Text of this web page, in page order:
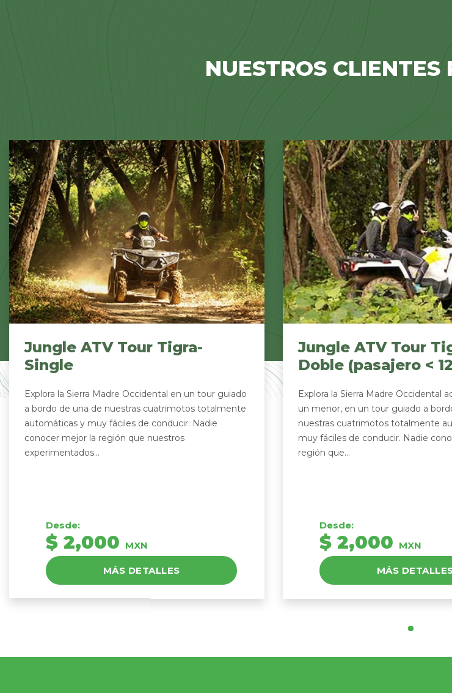
NUESTROS
Jungle ATV Tour Tigra-
Single
Explora la Sierra Madre Occidental en un tour guiado
a bordo de una de nuestras cuatrimotos totalmente
automáticas y muy fáciles de conducir. Nadie
conocer mejor la región que nuestros
experimentados...
Desde:
$ 2,000 MXN
MÁS DETALLES
Jungle ATV Tour
Doble (pasajero <
Explora la Sierra Madre Occidental
un menor, en un tour guiado a
nuestras cuatrimotos totalmente
muy fáciles de conducir. Nadie
región que...
Desde:
$ 2,000 MXN
MÁS